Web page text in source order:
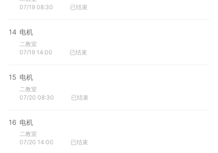
07/19 08:30
已结束
14 电机
二教室
07/19 14:00
已结束
15 电机
二教室
07/20 08:30
已结束
16 电机
二教室
07/20 14:00
已结束